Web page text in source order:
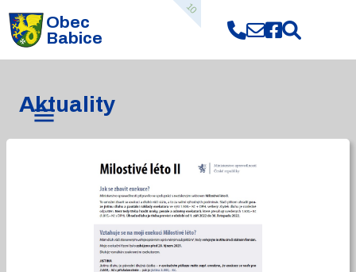
Obec
Babice
10
Aktuality